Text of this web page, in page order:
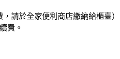
請於全家便利商店繳納給櫃臺）
費。